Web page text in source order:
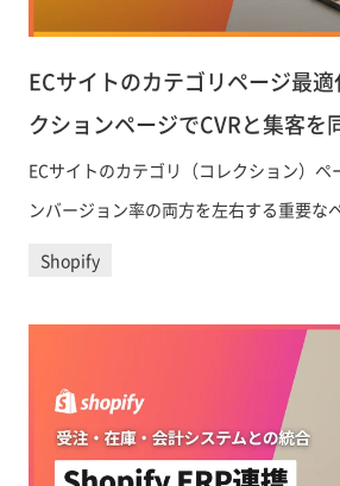
ECサイトのカテゴリページ最
クションページでCVRと集客を
ECサイトのカテゴリ（コレクション）ペ
ンバージョン率の両方を左右する重要な
を増やしながら購買意欲を高めるカテゴ
説します。
Shopify